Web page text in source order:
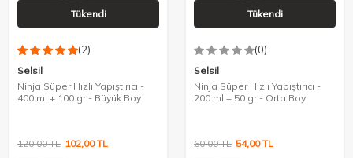
Tükendi
(2)
Selsil
Ninja Süper Hızlı Yapıştırıcı -
400 ml + 100 gr - Büyük Boy
120,00TL 102,00TL
Tükendi
(0)
Selsil
Ninja Süper Hızlı Yapıştırıcı -
200 ml + 50 gr - Orta Boy
60,00TL 54,00TL